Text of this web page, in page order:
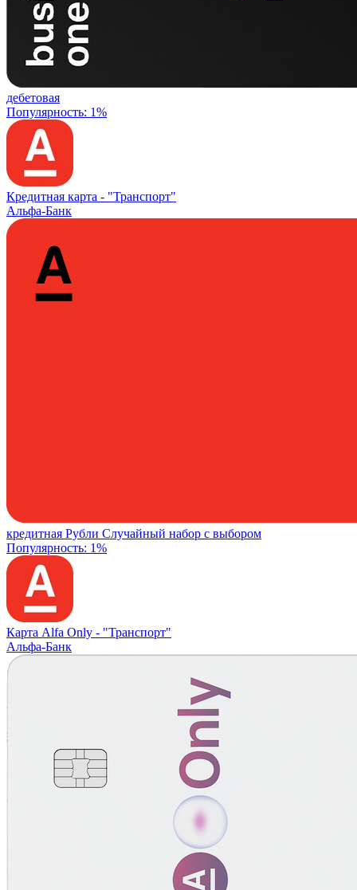
дебетовая
Популярность: 1%
Кредитная карта - "Транспорт"
Альфа-Банк
кредитная Рубли Случайный набор с выбором
Популярность: 1%
Карта Alfa Only - "Транспорт"
Альфа-Банк